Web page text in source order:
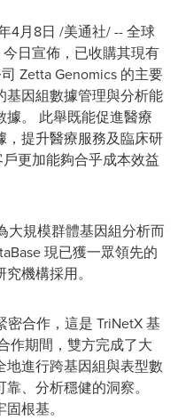
4月8日 /美通社/ -- 全球
日宣佈，已收購其現有
Zetta Genomics 的主要
基因組數據管理與分析能
。 此舉既能促進醫療
，提升醫療服務及臨床研
更加能夠合乎成本效益
大規模群體基因組分析而
現已獲一眾領先的
機構採用。
密合作，這是 TriNetX 基
作期間，雙方完成了大
地進行跨基因組與表型數
、分析穩健的洞察。
根基。